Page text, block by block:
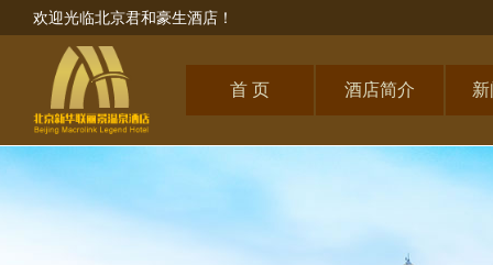
欢迎光临北京君和豪生酒店！
首 页 酒店简介